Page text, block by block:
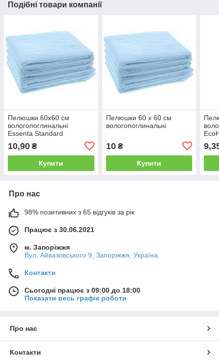
Подібні товари компанії
Пелюшки 60х60 см
вологопоглинальні
Essenta Standard
10,90 ₴
Купити
Пелюшки 60 х 60 см
вологопоглинальні
10₴
Купити
Про нас
98% позитивних з 65 відгуків за рік
Працює з 30.06.2021
м. Запоріжжя
Вул. Айвазовського 9, Запоріжжя, Україна
Контакти
Сьогодні працює з 09:00 до 18:00
Показати весь графік роботи
Про нас
Контакти